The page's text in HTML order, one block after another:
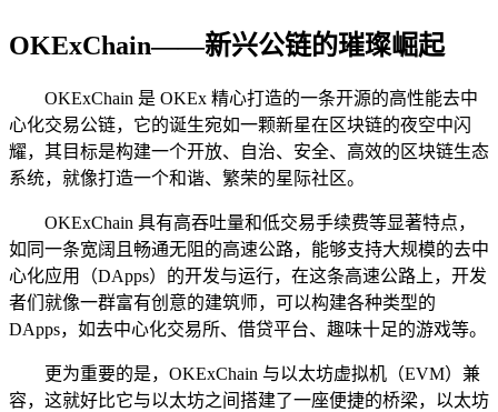
OKExChain——新兴公链的璀璨崛起
OKExChain 是 OKEx 精心打造的一条开源的高性能去中
心化交易公链，它的诞生宛如一颗新星在区块链的夜空中闪
耀，其目标是构建一个开放、自治、安全、高效的区块链生态
系统，就像打造一个和谐、繁荣的星际社区。
OKExChain 具有高吞吐量和低交易手续费等显著特点，
如同一条宽阔且畅通无阻的高速公路，能够支持大规模的去中
心化应用（DApps）的开发与运行，在这条高速公路上，开发
者们就像一群富有创意的建筑师，可以构建各种类型的
DApps，如去中心化交易所、借贷平台、趣味十足的游戏等。
更为重要的是，OKExChain 与以太坊虚拟机（EVM）兼
容，这就好比它与以太坊之间搭建了一座便捷的桥梁，以太坊